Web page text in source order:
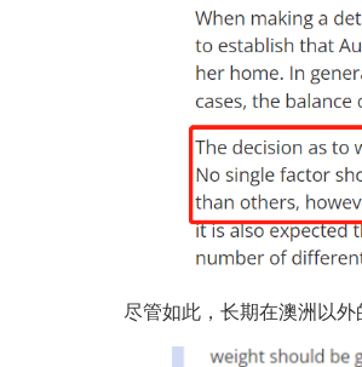
尽管如此，长期在澳洲以外